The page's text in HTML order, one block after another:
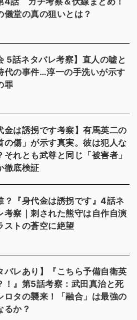
儀堂の真の狙いとは？
5話ネタバレ考察】直人の嘘と
代の事件…淳一の手洗いが示す
罪
金は誘拐です考察】有馬英二の
の傷」が示す真実。彼は犯人な
それとも武尊と同じ「被害者」
徹底検証
？『身代金は誘拐です』4話ネ
考察｜刺された熊守は自作自演
ストの蒼空に絶望
バレあり】『こちら予備自衛英
！』第5話考察：武田真治と死
ロタの襲来！「融合」は最強の
るか？